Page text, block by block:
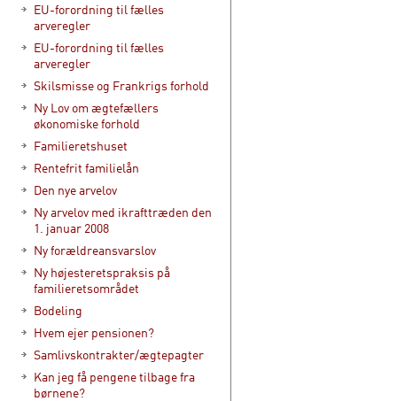
EU-forordning til fælles
arveregler
EU-forordning til fælles
arveregler
Skilsmisse og Frankrigs forhold
Ny Lov om ægtefællers
økonomiske forhold
Familieretshuset
Rentefrit familielån
Den nye arvelov
Ny arvelov med ikrafttræden den
1. januar 2008
Ny forældreansvarslov
Ny højesteretspraksis på
familieretsområdet
Bodeling
Hvem ejer pensionen?
Samlivskontrakter/ægtepagter
Kan jeg få pengene tilbage fra
børnene?